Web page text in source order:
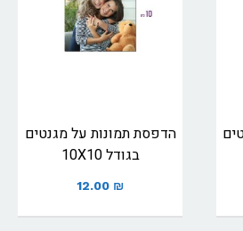
הדפסת תמונות על מגנטים
בגודל 10X10
12.00 ₪